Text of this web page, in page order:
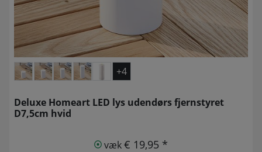
+4
Deluxe Homeart LED lys udendørs fjernstyret
D7,5cm hvid
væk€ 19,95 *